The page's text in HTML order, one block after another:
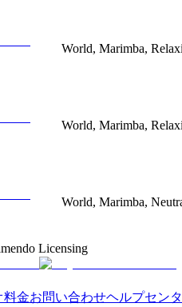
World, Marimba,
World, Marimba,
World, Marimba,
Licensing
料金お問い合わせヘルプセン